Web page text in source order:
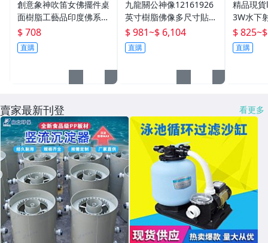
創意象神吹笛女佛擺件桌
面樹脂工藝品印度佛系雕
像工藝品
$ 708
直購
九龍關公神像12161926
英寸樹脂佛像多尺寸貼金
鍍金彩繪關公擺件
$ 981~$ 6,104
直購
精品現
3W水下
池埋地
噴泉燈
$ 825~
直購
賣家最新刊登 看更多